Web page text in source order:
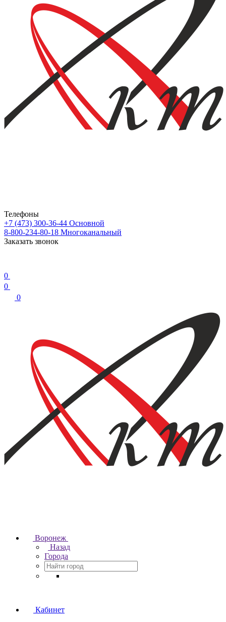
Телефоны
+7 (473) 300-36-44 Основной
8-800-234-80-18 Многоканальный
Заказать звонок
0
0
0
Воронеж
Назад
Города
Кабинет